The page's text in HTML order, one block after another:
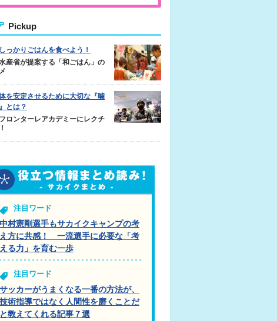
Pickup
っかりごはんを食べよう！
産省が提案する「和ごはん」の
を安定させるために大切な『噛
とは？
ロンターレアカデミーにレクチ
注目ワード
中村憲剛選手もサカイクキャンプの考
え方に共感！ 一流選手に必要な「考
える力」を育む一歩
注目ワード
サッカーがうまくなる一番の方法が、
技術指導ではなく人間性を磨くことだ
と教えてくれる記事７選